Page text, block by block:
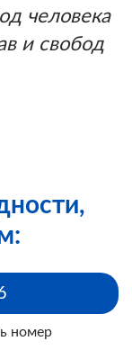
человека
и свобод
номер